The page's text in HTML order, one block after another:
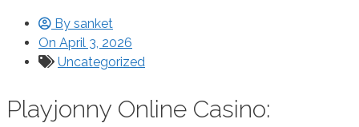
By sanket
On April 3, 2026
Uncategorized
Playjonny Online Casino: